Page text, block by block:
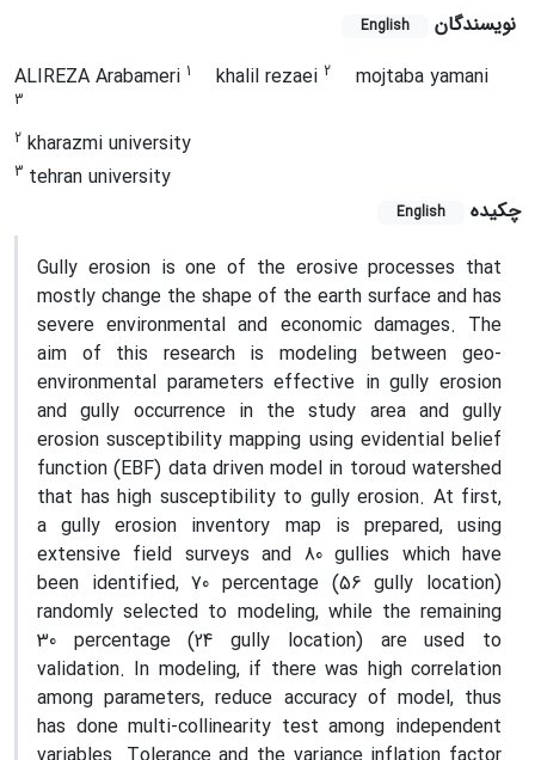
نویسندگان English
ALIREZA Arabameri 1 khalil rezaei 2 mojtaba yamani
3
2 kharazmi university
3 tehran university
چکیده
English
Gully erosion is one of the erosive processes that
mostly change the shape of the earth surface and has
severe environmental and economic damages. The
aim of this research is modeling between geo-
environmental parameters effective in gully erosion
and gully occurrence in the study area and gully
erosion susceptibility mapping using evidential belief
function (EBF) data driven model in toroud watershed
that has high susceptibility to gully erosion. At first,
a gully erosion inventory map is prepared, using
extensive field surveys and 80 gullies which have
been identified, 70 percentage (56 gully location)
randomly selected to modeling, while the remaining
30 percentage (24 gully location) are used to
validation. In modeling, if there was high correlation
among parameters, reduce accuracy of model, thus
has done multi-collinearity test among independent